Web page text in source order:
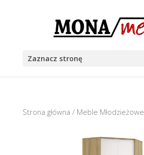
Zaznacz stronę
Strona główna / Meble Młodzieżowe